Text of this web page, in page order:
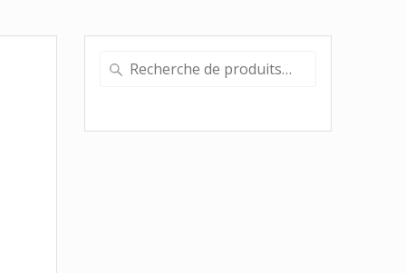
Recherche
pour :